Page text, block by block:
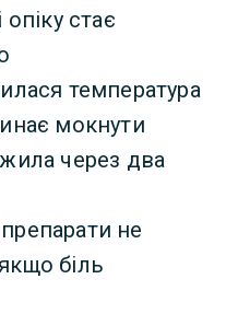
стає
температура
мокнути
через два
не
біль